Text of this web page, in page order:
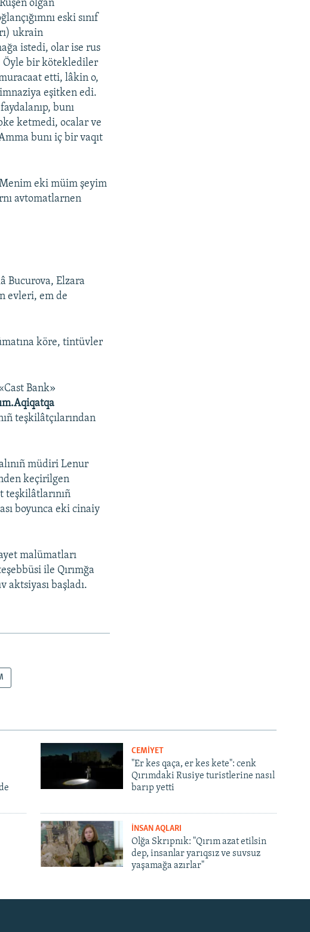
olğan
eski sınıf
ukrain
istedi, olar ise rus
Öyle bir köteklediler
etti, lâkin o,
eşitken edi.
bunı
ketmedi, ocalar ve
bunı iç bir vaqıt
Menim eki müim şeyim
avtomatlarnen
Bucurova, Elzara
evleri, em de
köre, tintüvler
Bank»
teşkilâtçılarından
müdiri Lenur
keçirilgen
teşkilâtlarınıñ
boyunca eki cinaiy
malümatları
ile Qırımğa
aktsiyası başladı.
CEMİYET
"Er kes qaça, er kes kete": cenk
Qırımdaki Rusiye turistlerine nasıl
barıp yetti
İNSAN AQLARI
Olğa Skrıpnık: "Qırım azat etilsin
dep, insanlar yarıqsız ve suvsuz
yaşamağa azırlar"